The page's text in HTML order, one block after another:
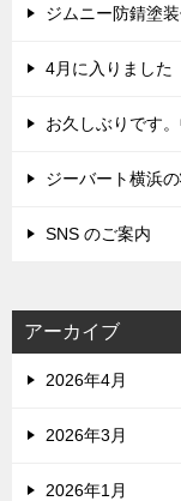
ジムニー防錆塗
4月に入りました
お久しぶりです
ジーバート横浜
SNS のご案内
アーカイブ
2026年4月
2026年3月
2026年1月